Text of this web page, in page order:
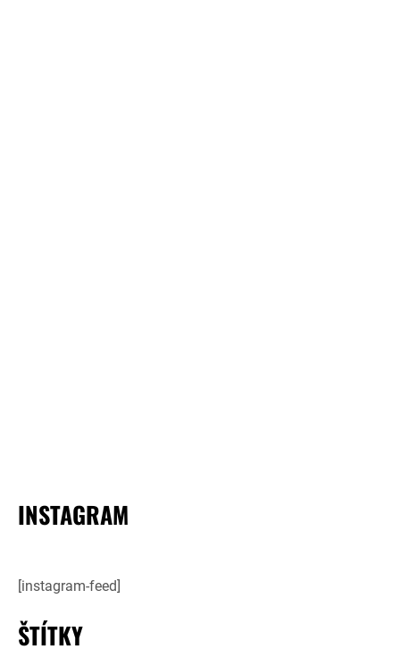
INSTAGRAM
[instagram-feed]
ŠTÍTKY